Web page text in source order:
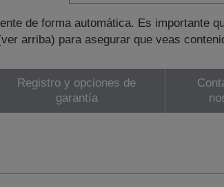
de forma automática. Es importante
arriba) para asegurar que veas
Registro y opciones de
garantía